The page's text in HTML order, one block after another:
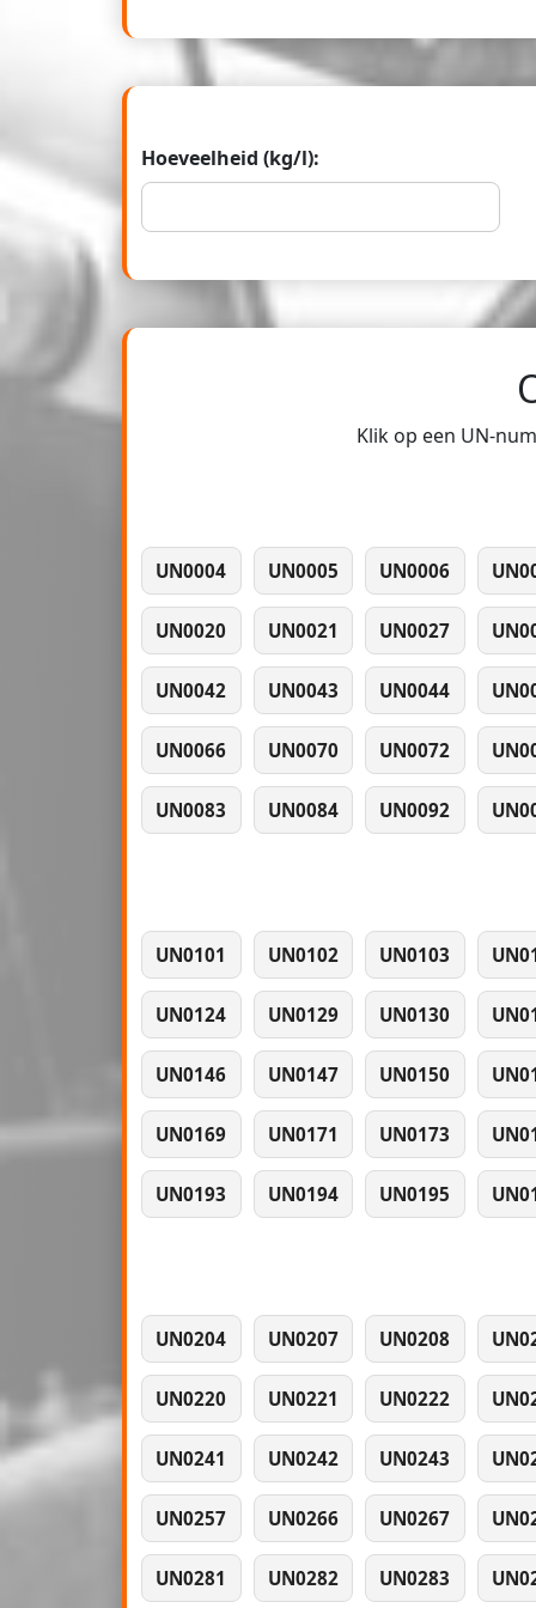
Hoeveelheid (kg/l):
Klik op een UN-
UN0004 UN0005 UN0006
UN0020 UN0021 UN0027
UN0042 UN0043 UN0044
UN0066 UN0070 UN0072
UN0083 UN0084 UN0092
UN0101 UN0102 UN0103
UN0124 UN0129 UN0130
UN0146 UN0147 UN0150
UN0169 UN0171 UN0173
UN0193 UN0194 UN0195
UN0204 UN0207 UN0208
UN0220 UN0221 UN0222
UN0241 UN0242 UN0243
UN0257 UN0266 UN0267
UN0281 UN0282 UN0283